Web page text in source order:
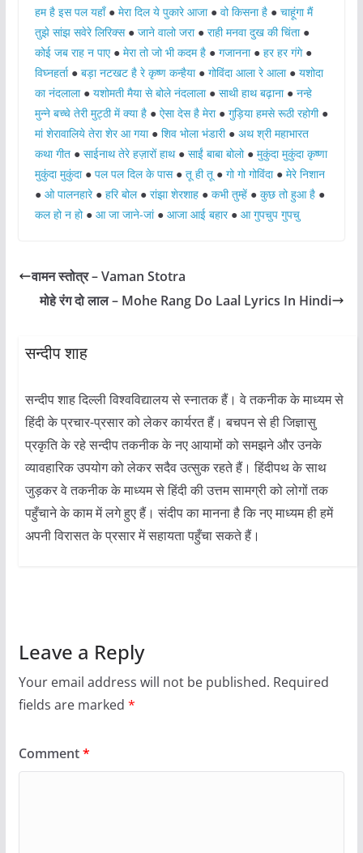
हम है इस पल यहाँ● मेरा दिल ये पुकारे आजा● वो किसना है● चाहूंगा मैं
तुझे सांझ सवेरे लिरिक्स● जाने वालो जरा● राही मनवा दुख की चिंता●
कोई जब राह न पाए● मेरा तो जो भी कदम है● गजानना● हर हर गंगे●
विघ्नहर्ता● बड़ा नटखट है रे कृष्ण कन्हैया● गोविंदा आला रे आला● यशोदा
का नंदलाला● यशोमती मैया से बोले नंदलाला● साथी हाथ बढ़ाना● नन्हे
मुन्ने बच्चे तेरी मुट्ठी में क्या है● ऐसा देस है मेरा● गुड़िया हमसे रूठी रहोगी●
मां शेरावालिये तेरा शेर आ गया● शिव भोला भंडारी● अथ श्री महाभारत
कथा गीत● साईनाथ तेरे हज़ारों हाथ● साईं बाबा बोलो● मुकुंदा मुकुंदा कृष्णा
मुकुंदा मुकुंदा● पल पल दिल के पास● तू ही तू● गो गो गोविंदा● मेरे निशान
● ओ पालनहारे● हरि बोल● रांझा शेरशाह● कभी तुम्हें● कुछ तो हुआ है●
कल हो न हो● आ जा जाने-जां● आजा आई बहार● आ गुपचुप गुपचु
वामन स्तोत्र – Vaman Stotra
मोहे रंग दो लाल – Mohe Rang Do Laal Lyrics In Hindi
सन्दीप शाह
सन्दीप शाह दिल्ली विश्वविद्यालय से स्नातक हैं। वे तकनीक के माध्यम से
हिंदी के प्रचार-प्रसार को लेकर कार्यरत हैं। बचपन से ही जिज्ञासु
प्रकृति के रहे सन्दीप तकनीक के नए आयामों को समझने और उनके
व्यावहारिक उपयोग को लेकर सदैव उत्सुक रहते हैं। हिंदीपथ के साथ
जुड़कर वे तकनीक के माध्यम से हिंदी की उत्तम सामग्री को लोगों तक
पहुँचाने के काम में लगे हुए हैं। संदीप का मानना है कि नए माध्यम ही हमें
अपनी विरासत के प्रसार में सहायता पहुँचा सकते हैं।
Leave a Reply
Your email address will not be published. Required
fields are marked *
Comment*